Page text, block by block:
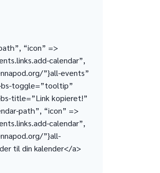
“icon” =>
calendar”,
”}all-events”
bs-toggle=”tooltip”
title=”Link kopieret!”
path”, “icon” =>
calendar”,
”}all-
til din kalender</a>